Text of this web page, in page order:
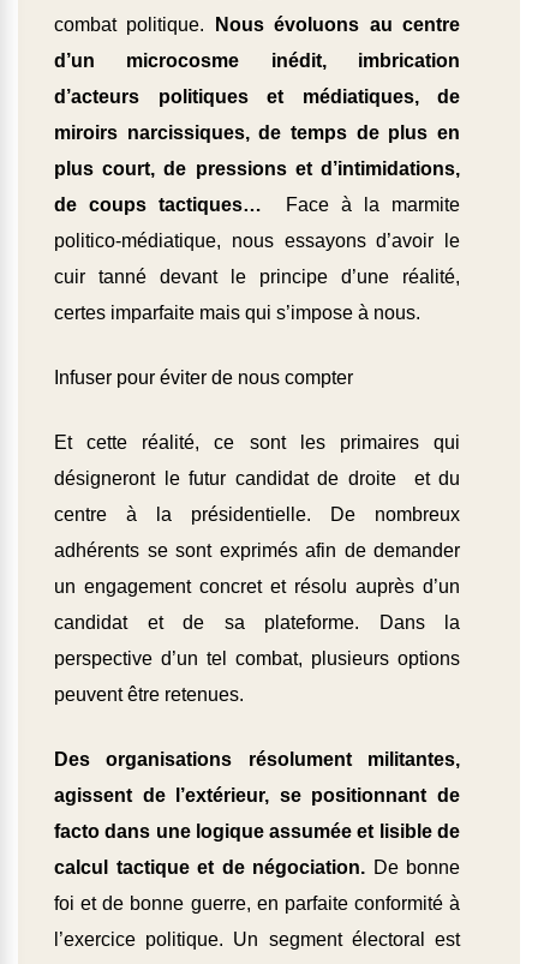
combat politique.
Nous évoluons au centre
d’un microcosme inédit, imbrication
d’acteurs politiques et médiatiques, de
miroirs narcissiques, de temps de plus en
plus court, de pressions et d’intimidations,
de coups tactiques… Face à la marmite
politico-médiatique, nous essayons d’avoir le
cuir tanné devant le principe d’une réalité,
certes imparfaite mais qui s’impose à nous.
Infuser pour éviter de nous compter
Et cette réalité, ce sont les primaires qui
désigneront le futur candidat de droite et du
centre à la présidentielle. De nombreux
adhérents se sont exprimés afin de demander
un engagement concret et résolu auprès d’un
candidat et de sa plateforme. Dans la
perspective d’un tel combat, plusieurs options
peuvent être retenues.
Des organisations résolument militantes,
agissent de l’extérieur, se positionnant de
facto dans une logique assumée et lisible de
calcul tactique et de négociation. De bonne
foi et de bonne guerre, en parfaite conformité à
l’exercice politique. Un segment électoral est